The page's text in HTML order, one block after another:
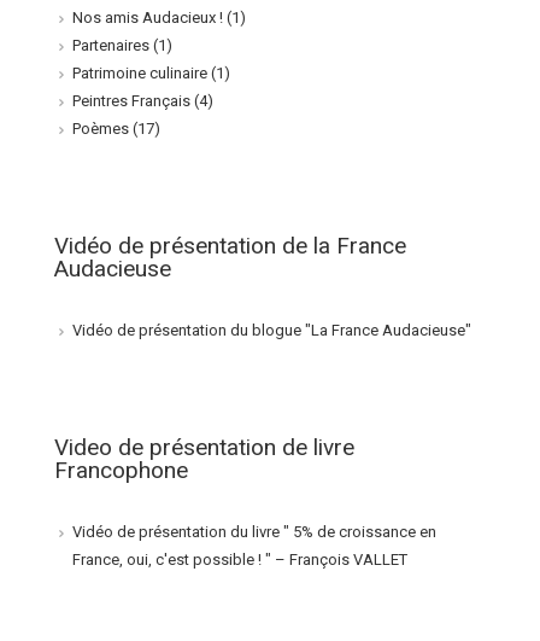
Nos amis Audacieux ! (1)
Partenaires (1)
Patrimoine culinaire (1)
Peintres Français (4)
Poèmes (17)
Vidéo de présentation de la France
Audacieuse
Vidéo de présentation du blogue "La France Audacieuse"
Video de présentation de livre
Francophone
Vidéo de présentation du livre " 5% de croissance en
France, oui, c'est possible ! " – François VALLET